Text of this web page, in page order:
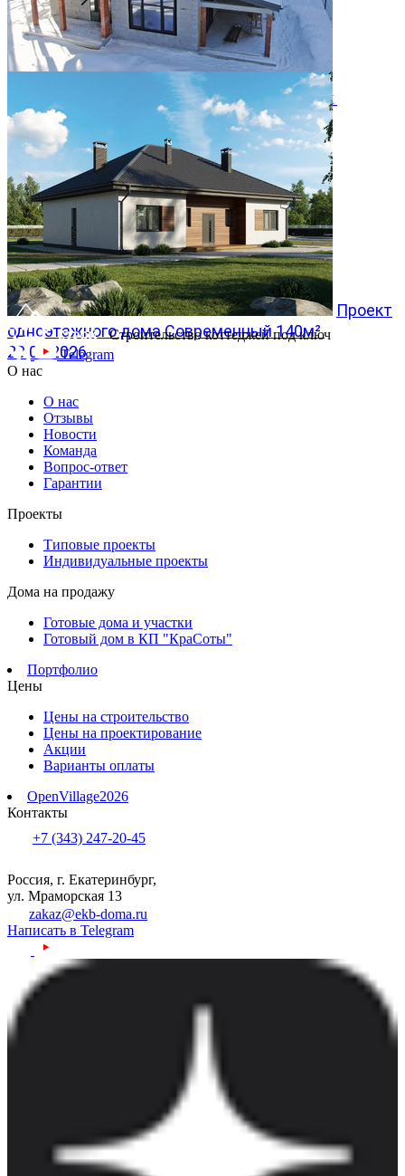
Двухэтажный дом 366м² в КП Заповедник
28.07.2026
Проект
одноэтажного дома Современный 140м²
20.07.2026
Строительство коттеджей под ключ
Telegram
О нас
О нас
Отзывы
Новости
Команда
Вопрос-ответ
Гарантии
Проекты
Типовые проекты
Индивидуальные проекты
Дома на продажу
Готовые дома и участки
Готовый дом в КП "КраСоты"
Портфолио
Цены
Цены на строительство
Цены на проектирование
Акции
Варианты оплаты
OpenVillage2026
Контакты
+7 (343) 247-20-45
Россия, г. Екатеринбург,
ул. Мраморская 13
zakaz@ekb-doma.ru
Написать в Telegram